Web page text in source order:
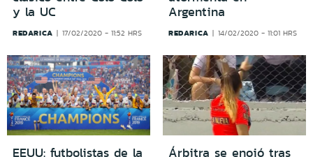
y la UC
REDARICA 17/02/2020 - 11:52 HRS
Argentina
REDARICA 14/02/2020 - 11:01 HRS
EEUU: futbolistas de la
Árbitra se enojó tras